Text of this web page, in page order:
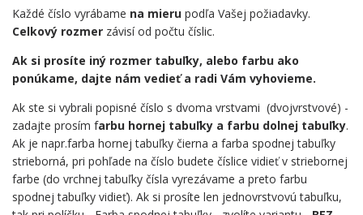
Každé číslo vyrábame na mieru podľa Vašej požiadavky.
Celkový rozmer závisí od počtu číslic.
Ak si prosíte iný rozmer tabuľky, alebo farbu ako
ponúkame, dajte nám vedieť a radi Vám vyhovieme.
Ak ste si vybrali popisné číslo s dvoma vrstvami (dvojvrstvové) -
zadajte prosím farbu hornej tabuľky a farbu dolnej tabuľky.
Ak je napr.farba hornej tabuľky čierna a farba spodnej tabuľky
strieborná, pri pohľade na číslo budete číslice vidieť v striebornej
farbe (do vrchnej tabuľky čísla vyrezávame a preto farbu
spodnej tabuľky vidieť). Ak si prosíte len jednovrstvovú tabuľku,